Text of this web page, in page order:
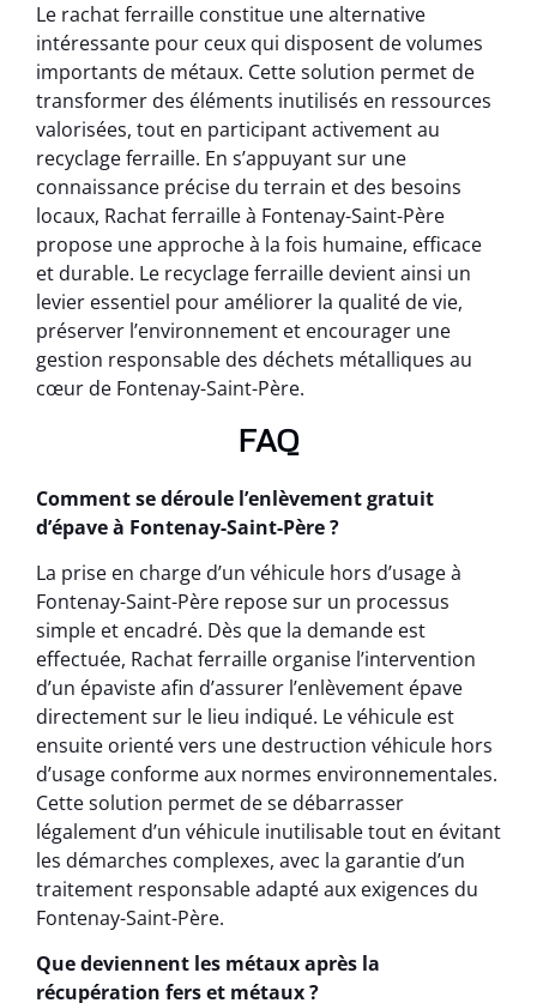
Le rachat ferraille constitue une alternative
intéressante pour ceux qui disposent de volumes
importants de métaux. Cette solution permet de
transformer des éléments inutilisés en ressources
valorisées, tout en participant activement au
recyclage ferraille. En s’appuyant sur une
connaissance précise du terrain et des besoins
locaux, Rachat ferraille à Fontenay-Saint-Père
propose une approche à la fois humaine, efficace
et durable. Le recyclage ferraille devient ainsi un
levier essentiel pour améliorer la qualité de vie,
préserver l’environnement et encourager une
gestion responsable des déchets métalliques au
cœur de Fontenay-Saint-Père.
FAQ
Comment se déroule l’enlèvement gratuit
d’épave à Fontenay-Saint-Père ?
La prise en charge d’un véhicule hors d’usage à
Fontenay-Saint-Père repose sur un processus
simple et encadré. Dès que la demande est
effectuée, Rachat ferraille organise l’intervention
d’un épaviste afin d’assurer l’enlèvement épave
directement sur le lieu indiqué. Le véhicule est
ensuite orienté vers une destruction véhicule hors
d’usage conforme aux normes environnementales.
Cette solution permet de se débarrasser
légalement d’un véhicule inutilisable tout en évitant
les démarches complexes, avec la garantie d’un
traitement responsable adapté aux exigences du
Fontenay-Saint-Père.
Que deviennent les métaux après la
récupération fers et métaux ?